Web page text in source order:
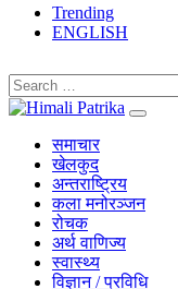
Trending
ENGLISH
समाचार
खेलकुद
अन्तराष्ट्रिय
कला मनोरञ्जन
रोचक
अर्थ वाणिज्य
स्वास्थ्य
विज्ञान / प्रविधि